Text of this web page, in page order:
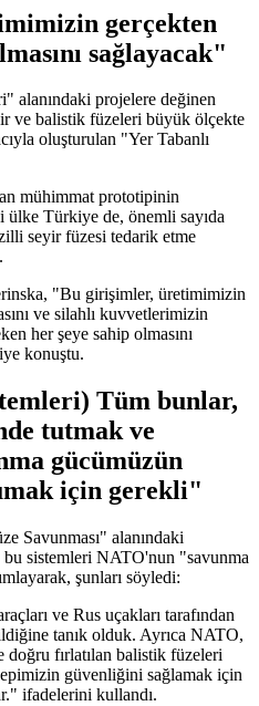
gerçekten
sağlayacak"
alanındaki projelere değinen
ve balistik füzeleri büyük ölçekte
oluşturulan "Yer Tabanlı
mühimmat prototipinin
Türkiye de, önemli sayıda
seyir füzesi tedarik etme
"Bu girişimler, üretimimizin
ve silahlı kuvvetlerimizin
her şeye sahip olmasını
konuştu.
Tüm bunlar,
tutmak ve
gücümüzün
için gerekli"
Savunması" alanındaki
sistemleri NATO'nun "savunma
şunları söyledi:
ve Rus uçakları tarafından
tanık olduk. Ayrıca NATO,
fırlatılan balistik füzeleri
güvenliğini sağlamak için
ifadelerini kullandı.